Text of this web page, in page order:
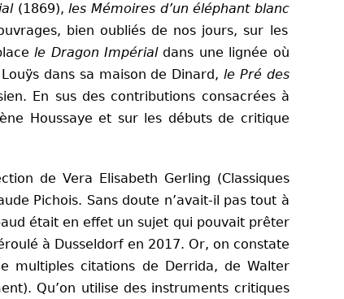
(1869),les Mémoires d’un éléphant blanc
bien oubliés de nos jours, sur les
le Dragon Impérialdans une lignée où
dans sa maison de Dinard,le Pré des
En sus des contributions consacrées à
Houssaye et sur les débuts de critique
de Vera Elisabeth Gerling (Classiques
Pichois. Sans doute n’avait-il pas tout à
était en effet un sujet qui pouvait prêter
à Dusseldorf en 2017. Or, on constate
multiples citations de Derrida, de Walter
Qu’on utilise des instruments critiques